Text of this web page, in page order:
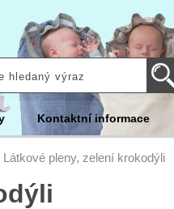
Kontaktní informace
Látkové pleny, zelení krokodýli